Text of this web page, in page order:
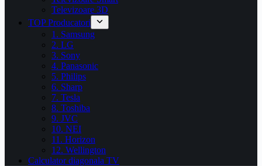
Televizoare 3D
TOP Producatori
1. Samsung
2. LG
3. Sony
4. Panasonic
5. Philips
6. Sharp
7. Tesla
8. Toshiba
9. JVC
10. NEI
11. Horizon
12. Wellington
Calculator diagonala TV